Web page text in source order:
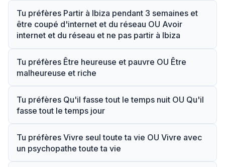
Tu préfères Partir à Ibiza pendant 3 semaines et
être coupé d'internet et du réseau OU Avoir
internet et du réseau et ne pas partir à Ibiza
Tu préfères Être heureuse et pauvre OU Être
malheureuse et riche
Tu préfères Qu'il fasse tout le temps nuit OU Qu'il
fasse tout le temps jour
Tu préfères Vivre seul toute ta vie OU Vivre avec
un psychopathe toute ta vie